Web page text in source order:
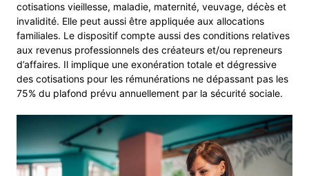
cotisations vieillesse, maladie, maternité, veuvage, décès et
invalidité. Elle peut aussi être appliquée aux allocations
familiales. Le dispositif compte aussi des conditions relatives
aux revenus professionnels des créateurs et/ou repreneurs
d’affaires. Il implique une exonération totale et dégressive
des cotisations pour les rémunérations ne dépassant pas les
75% du plafond prévu annuellement par la sécurité sociale.